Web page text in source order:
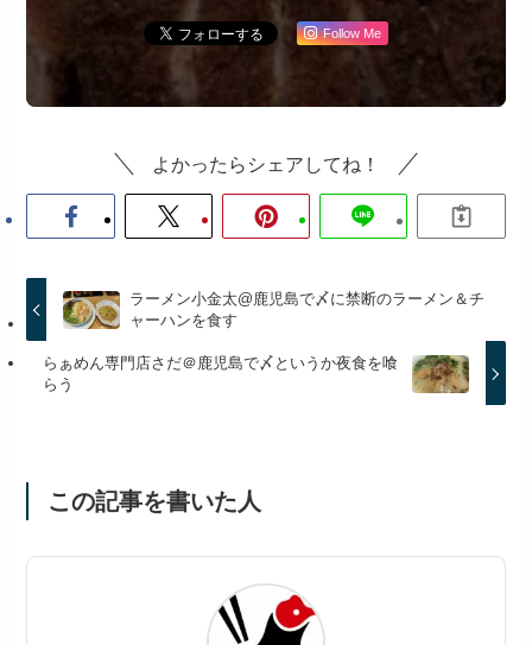
Follow Me
よかったらシェアしてね！
ラーメン小金太@鹿児島で〆に禁断のラーメン＆チ
ャーハンを食す
らぁめん専門店さだ＠鹿児島で〆というか夜食を喰
らう
この記事を書いた人